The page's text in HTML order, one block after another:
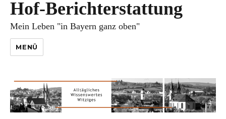
Hof-Berichterstattung
Mein Leben "in Bayern ganz oben"
MENÜ